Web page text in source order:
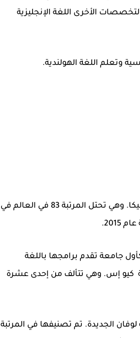
الأخرى اللغة الإنجليزية
وتعلم اللغة الهولندية.
أقدم وأكبر جامعة في بلجيكا. وهي تحتل المرتبة 83 في العالم في
أكبر الجامعات في بلجيكا. تم تأسسها في عام 1817 كأول جامعة تقدم برامجها باللغة
جامعة العالمية كيو إس. وهي تتألف من إحدى عشرة
في مدينة لوفان الجديدة. تم تصنيفها في المرتبة